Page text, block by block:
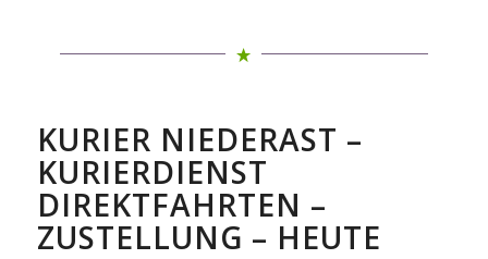
KURIER NIEDERAST –
KURIERDIENST
DIREKTFAHRTEN –
ZUSTELLUNG – HEUTE